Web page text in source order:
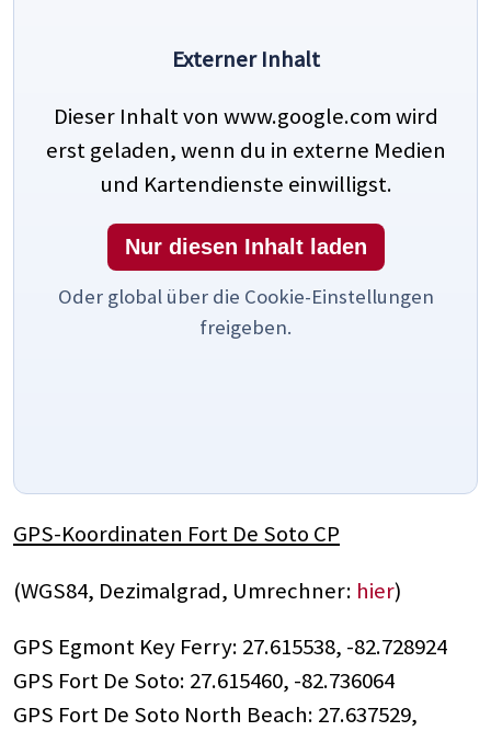
Externer Inhalt
Dieser Inhalt von www.google.com wird
erst geladen, wenn du in externe Medien
und Kartendienste einwilligst.
Nur diesen Inhalt laden
Oder global über die Cookie-Einstellungen
freigeben.
GPS-Koordinaten Fort De Soto CP
(WGS84, Dezimalgrad, Umrechner: hier)
GPS Egmont Key Ferry: 27.615538, -82.728924
GPS Fort De Soto: 27.615460, -82.736064
GPS Fort De Soto North Beach: 27.637529,